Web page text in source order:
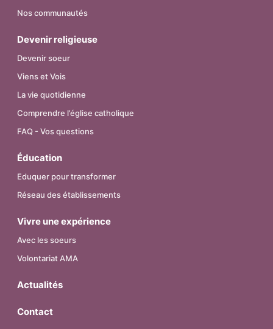
Nos communautés
Devenir religieuse
Devenir soeur
Viens et Vois
La vie quotidienne
Comprendre l’église catholique
FAQ - Vos questions
Éducation
Eduquer pour transformer
Réseau des établissements
Vivre une expérience
Avec les soeurs
Volontariat AMA
Actualités
Contact